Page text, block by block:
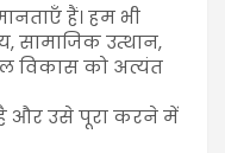
हैं। हम भी
सामाजिक उत्थान,
विकास को अत्यंत
और उसे पूरा करने में